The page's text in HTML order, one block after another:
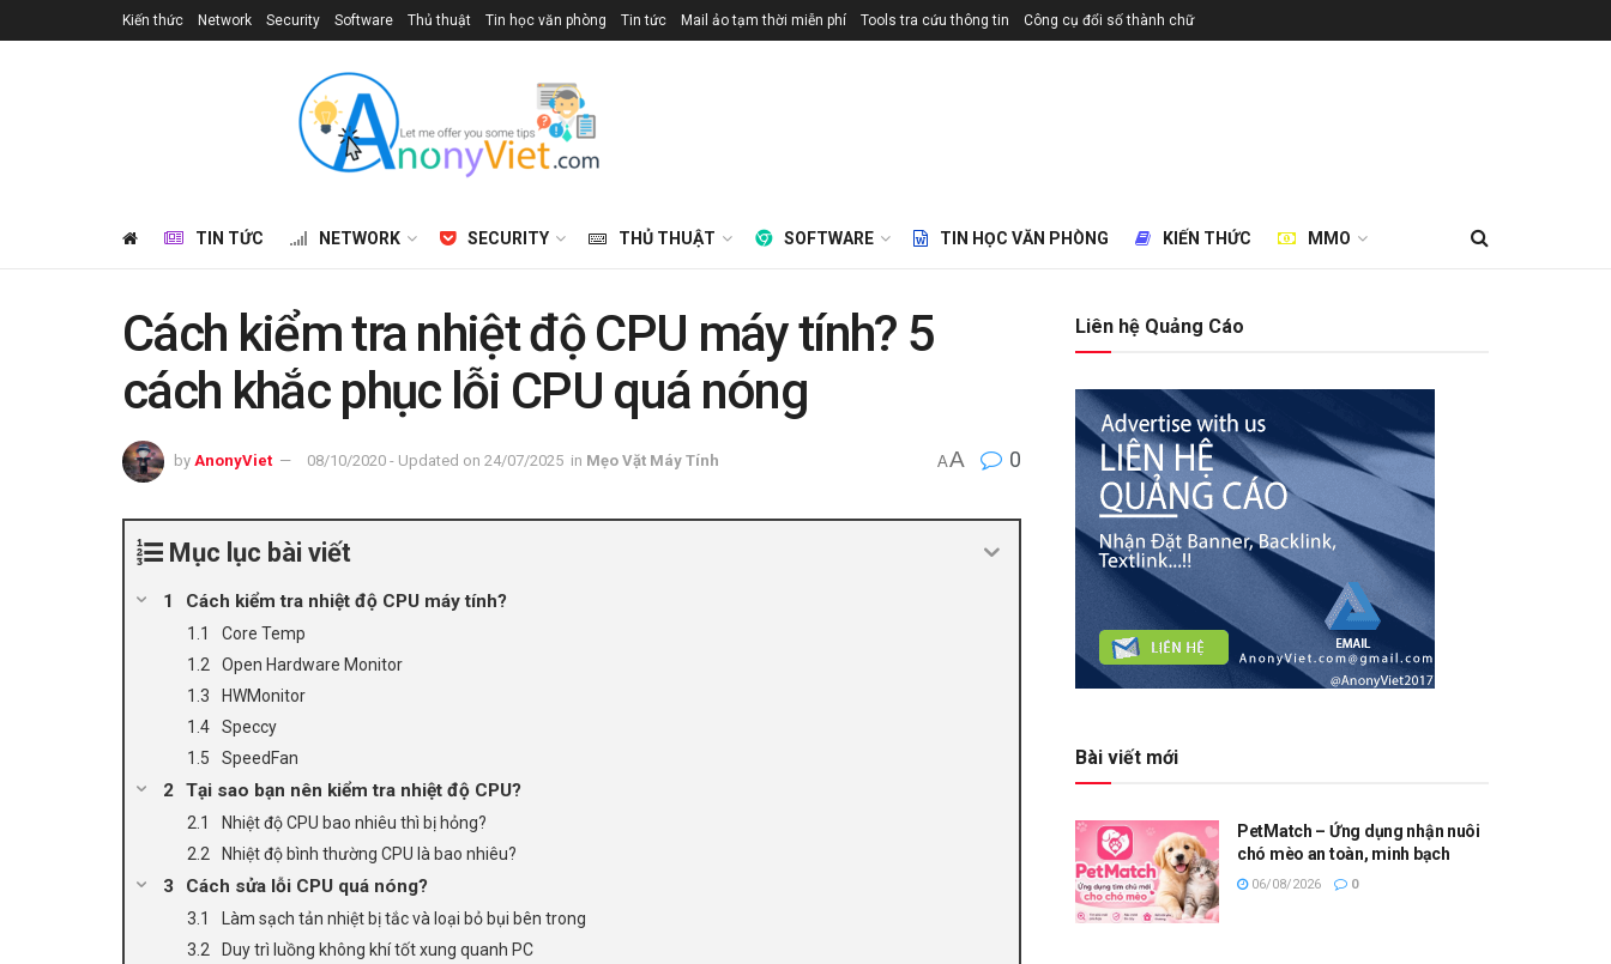
Kiến thức Network Security Software Thủ thuật Tin học văn phòng Tin tức Mail ảo tạm thời miễn phí Tools tra cứu thông tin Công cụ đổi số thành chữ
TIN TỨC NETWORK SECURITY THỦ THUẬT SOFTWARE TIN HỌC VĂN PHÒNG KIẾN THỨC MMO
Cách kiểm tra nhiệt độ CPU máy tính? 5
cách khắc phục lỗi CPU quá nóng
by AnonyViet 08/10/2020 - Updated on 24/07/2025 in Mẹo Vặt Máy Tính AA 0
Mục lục bài viết
Cách kiểm tra nhiệt độ CPU máy tính?
Core Temp
Open Hardware Monitor
HWMonitor
Speccy
SpeedFan
Tại sao bạn nên kiểm tra nhiệt độ CPU?
Nhiệt độ CPU bao nhiêu thì bị hỏng?
Nhiệt độ bình thường CPU là bao nhiêu?
Cách sửa lỗi CPU quá nóng?
Làm sạch tản nhiệt bị tắc và loại bỏ bụi bên trong
Duy trì luồng không khí tốt xung quanh PC
Liên hệ Quảng Cáo
Bài viết mới
PetMatch – Ứng dụng nhận nuôi
chó mèo an toàn, minh bạch
06/08/2026 0